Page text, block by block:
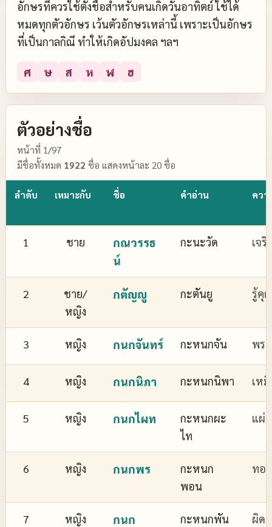
อักษรที่ควรใช้ตั้งชื่อสำหรับคนเกิดวันอาทิตย์ ใช้ได้
หมดทุกตัวอักษร เว้นตัวอักษรเหล่านี้ เพราะเป็นอักษร
ที่เป็นกาลกิณี ทำให้เกิดอัปมงคล ฯลฯ
ศ ษ ส ห ฬ ฮ
ตัวอย่างชื่อ
หน้าที่ 1/97
มีชื่อทั้งหมด 1922 ชื่อ แสดงหน้าละ 20 ชื่อ
ลำดับ เหมาะกับ ชื่อ คำอ่าน คว
1 ชาย
กณวรรธ
น์
กะนะวัด เจ
2
ชาย/
หญิง
กตัญญู กะตันยู รู้คุ
3 หญิง กนกจันทร์ กะหนกจัน พร
4 หญิง กนกนิภา กะหนกนิพา เห
5 หญิง กนกไผท
กะหนกผะ
ไท
แผ่
6 หญิง กนกพร
กะหนก
พอน
ทอ
7 หญิง
กนก
กะหนกพัน ผิด